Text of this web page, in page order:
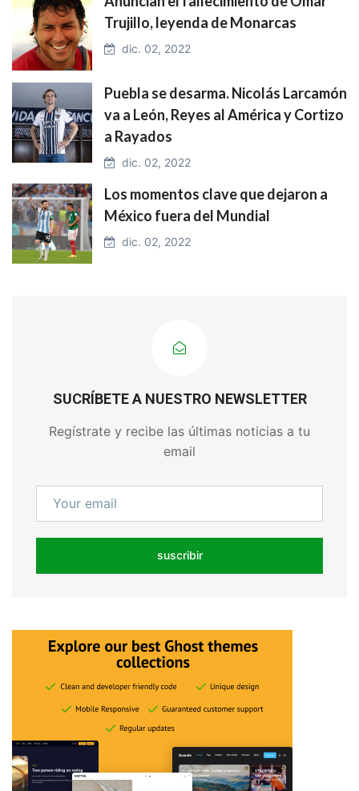
Trujillo, leyenda de Monarcas
dic. 02, 2022
Puebla se desarma. Nicolás Larcamón
va a León, Reyes al América y Cortizo
a Rayados
dic. 02, 2022
Los momentos clave que dejaron a
México fuera del Mundial
dic. 02, 2022
SUCRÍBETE A NUESTRO NEWSLETTER
Regístrate y recibe las últimas noticias a tu
email
suscribir